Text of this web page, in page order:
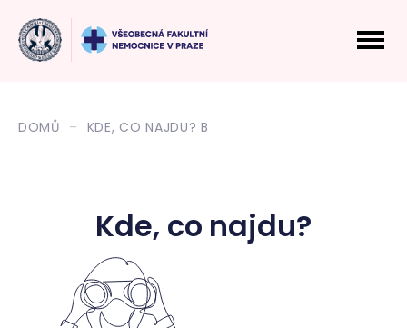
DOMŮ KDE, CO NAJDU? B
Kde, co najdu?